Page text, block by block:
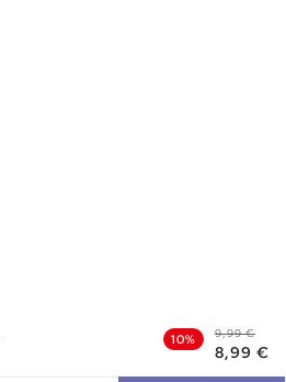
10% 9,99 €
8,99 €